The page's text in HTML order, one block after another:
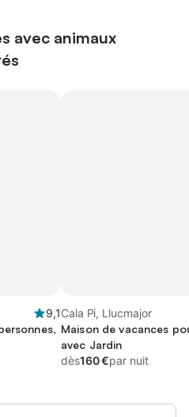
avec animaux
9,1Cala Pi, Llucmajor
Maison de vacances
avec Jardin
dès160 €par nuit